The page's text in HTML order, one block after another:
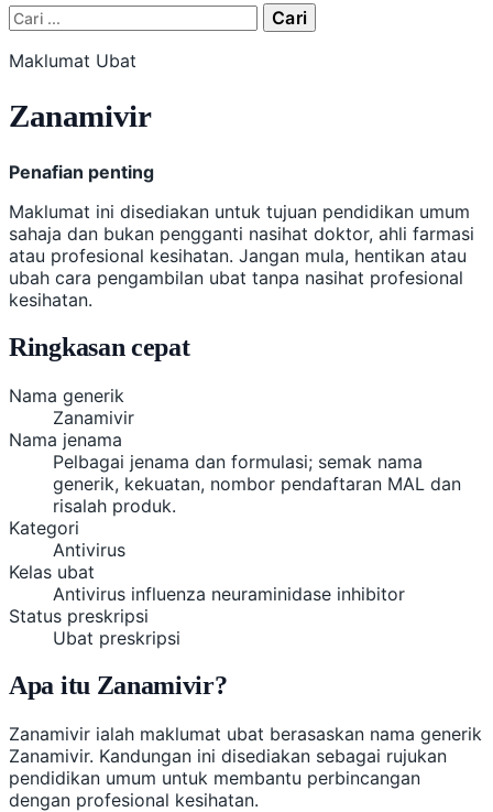
Cari:
Maklumat Ubat
Zanamivir
Penafian penting
Maklumat ini disediakan untuk tujuan pendidikan umum
sahaja dan bukan pengganti nasihat doktor, ahli farmasi
atau profesional kesihatan. Jangan mula, hentikan atau
ubah cara pengambilan ubat tanpa nasihat profesional
kesihatan.
Ringkasan cepat
Nama generik
Zanamivir
Nama jenama
Pelbagai jenama dan formulasi; semak nama
generik, kekuatan, nombor pendaftaran MAL dan
risalah produk.
Kategori
Antivirus
Kelas ubat
Antivirus influenza neuraminidase inhibitor
Status preskripsi
Ubat preskripsi
Apa itu Zanamivir?
Zanamivir ialah maklumat ubat berasaskan nama generik
Zanamivir. Kandungan ini disediakan sebagai rujukan
pendidikan umum untuk membantu perbincangan
dengan profesional kesihatan.